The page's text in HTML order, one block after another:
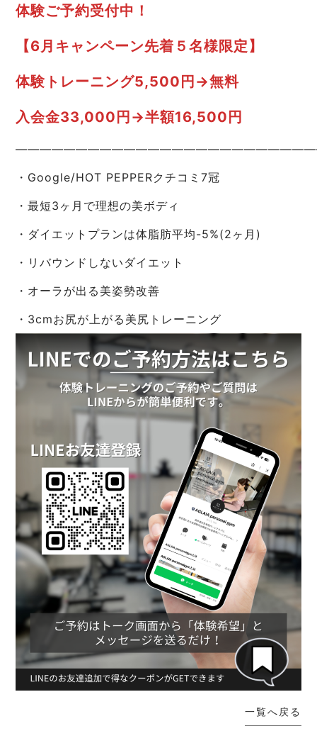
体験ご予約受付中！
【6月キャンペーン先着５名様限定】
体験トレーニング5,500円→無料
入会金33,000円→半額16,500円
・Google/HOT PEPPERクチコミ7冠
・最短3ヶ月で理想の美ボディ
・ダイエットプランは体脂肪平均-5%(2ヶ月)
・リバウンドしないダイエット
・オーラが出る美姿勢改善
・3cmお尻が上がる美尻トレーニング
一覧へ戻る